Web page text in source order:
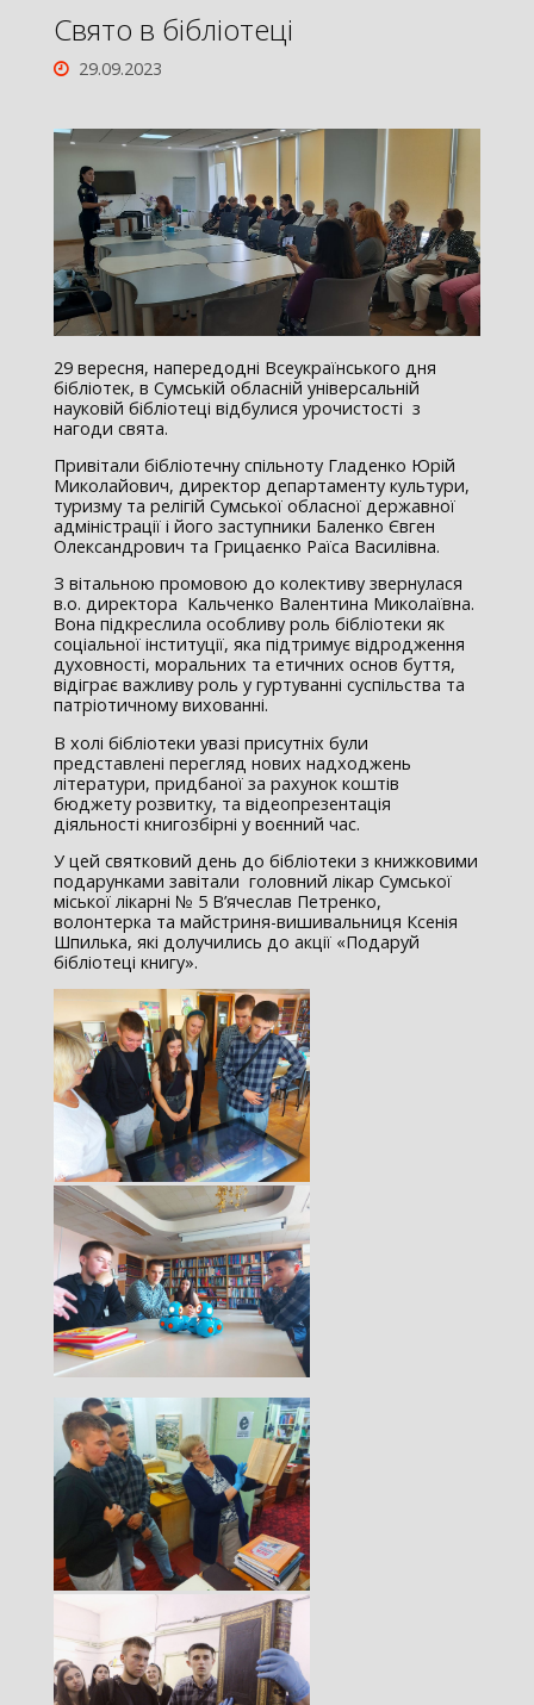
Свято в бібліотеці
29.09.2023
29 вересня, напередодні Всеукраїнського дня
бібліотек, в Сумській обласній універсальній
науковій бібліотеці відбулися урочистості з
нагоди свята.
Привітали бібліотечну спільноту Гладенко Юрій
Миколайович, директор департаменту культури,
туризму та релігій Сумської обласної державної
адміністрації і його заступники Баленко Євген
Олександрович та Грицаєнко Раїса Василівна.
З вітальною промовою до колективу звернулася
в.о. директора Кальченко Валентина Миколаївна.
Вона підкреслила особливу роль бібліотеки як
соціальної інституції, яка підтримує відродження
духовності, моральних та етичних основ буття,
відіграє важливу роль у гуртуванні суспільства та
патріотичному вихованні.
В холі бібліотеки увазі присутніх були
представлені перегляд нових надходжень
літератури, придбаної за рахунок коштів
бюджету розвитку, та відеопрезентація
діяльності книгозбірні у воєнний час.
У цей святковий день до бібліотеки з книжковими
подарунками завітали головний лікар Сумської
міської лікарні № 5 В’ячеслав Петренко,
волонтерка та майстриня-вишивальниця Ксенія
Шпилька, які долучились до акції «Подаруй
бібліотеці книгу».